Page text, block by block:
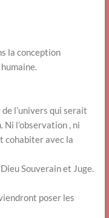
la conception
l’univers qui serait
l’observation , ni
cohabiter avec la
Souverain et Juge.
poser les